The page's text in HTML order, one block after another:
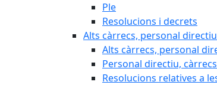
Ple
Resolucions i decrets
Alts càrrecs, personal
Alts càrrecs, personal
Personal directiu,
Resolucions relatives a